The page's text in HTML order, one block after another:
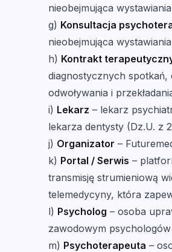
nieobejmująca
g) Konsultacja
nieobejmująca
h) Kontrakt
diagnostycznych spotkań,
odwoływania i
i) Lekarz – lekarz
lekarza dentysty (Dz.U. z
j) Organizator –
k) Portal / Serwis –
transmisję strumieniową
telemedycyny, która
l) Psycholog – osoba
zawodowym
m) Psychoterapeuta –